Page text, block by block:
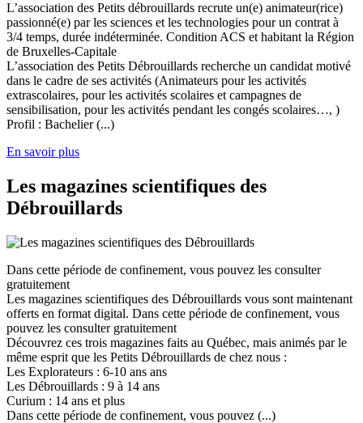
L’association des Petits débrouillards recrute un(e) animateur(rice)
passionné(e) par les sciences et les technologies pour un contrat à
3/4 temps, durée indéterminée. Condition ACS et habitant la Région
de Bruxelles-Capitale
L’association des Petits Débrouillards recherche un candidat motivé
dans le cadre de ses activités (Animateurs pour les activités
extrascolaires, pour les activités scolaires et campagnes de
sensibilisation, pour les activités pendant les congés scolaires…, )
Profil : Bachelier (...)
En savoir plus
Les magazines scientifiques des
Débrouillards
Dans cette période de confinement, vous pouvez les consulter
gratuitement
Les magazines scientifiques des Débrouillards vous sont maintenant
offerts en format digital. Dans cette période de confinement, vous
pouvez les consulter gratuitement
Découvrez ces trois magazines faits au Québec, mais animés par le
même esprit que les Petits Débrouillards de chez nous :
Les Explorateurs : 6-10 ans ans
Les Débrouillards : 9 à 14 ans
Curium : 14 ans et plus
Dans cette période de confinement, vous pouvez (...)